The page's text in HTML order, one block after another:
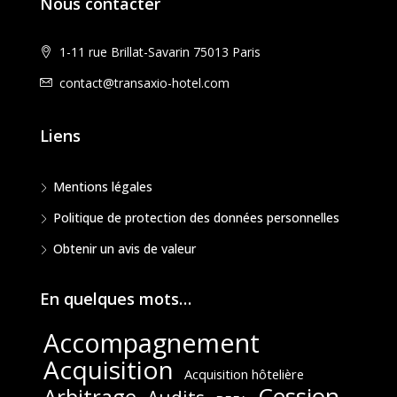
1-11 rue Brillat-Savarin 75013 Paris
contact@transaxio-hotel.com
Liens
Mentions légales
Politique de protection des données personnelles
Obtenir un avis de valeur
En quelques mots…
Accompagnement
Acquisition Acquisition hôtelière